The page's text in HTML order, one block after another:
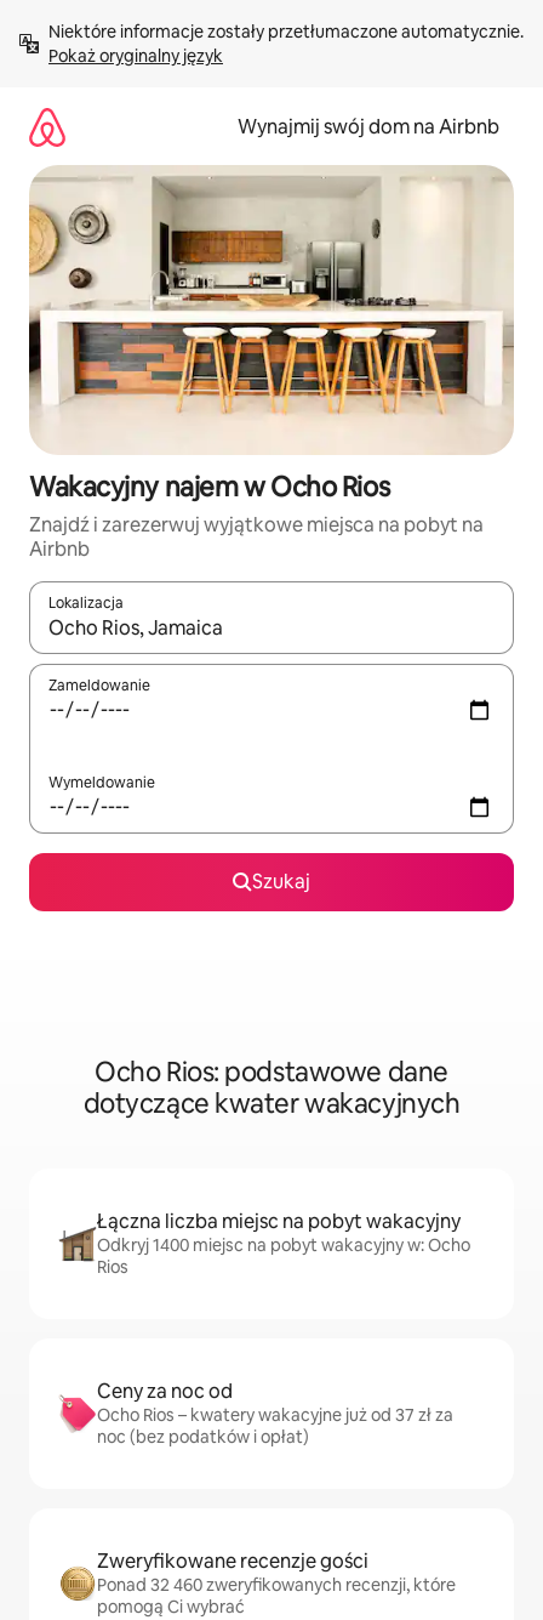
treści Pokaż oryginalny język
Wynajmij swój dom na Airbnb
Wakacyjny najem w Ocho Rios
Znajdź i zarezerwuj wyjątkowe miejsca na pobyt na
Airbnb
Lokalizacja
Gdy wyniki będą dostępne, możesz poruszać się po nich za
Zameldowanie
Wymeldowanie
Szukaj
Ocho Rios: podstawowe dane
dotyczące kwater wakacyjnych
Łączna liczba miejsc na pobyt wakacyjny
Odkryj 1400 miejsc na pobyt wakacyjny w: Ocho
Rios
Ceny za noc od
Ocho Rios – kwatery wakacyjne już od 37 zł za
noc (bez podatków i opłat)
Zweryfikowane recenzje gości
Ponad 32 460 zweryfikowanych recenzji, które
pomogą Ci wybrać